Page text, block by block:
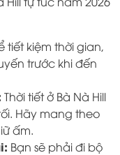
tiết kiệm thời gian,
trước khi đến
Thời tiết ở Bà Nà Hill
Hãy mang theo
ấm.
Bạn sẽ phải đi bộ